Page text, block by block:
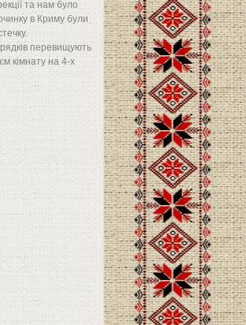
та нам було
в Криму були
перевищують
кімнату на 4-х